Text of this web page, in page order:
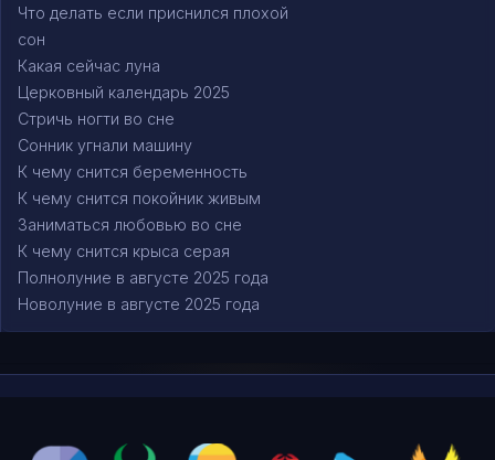
Что делать если приснился плохой
сон
Какая сейчас луна
Церковный календарь 2025
Стричь ногти во сне
Сонник угнали машину
К чему снится беременность
К чему снится покойник живым
Заниматься любовью во сне
К чему снится крыса серая
Полнолуние в августе 2025 года
Новолуние в августе 2025 года